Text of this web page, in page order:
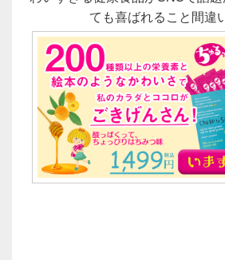
ても喜ばれること間違